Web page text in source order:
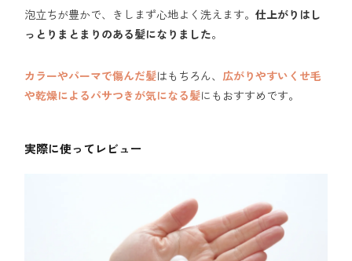
泡立ちが豊かで、きしまず心地よく洗えます。仕上がりはし
っとりまとまりのある髪になりました。
カラーやパーマで傷んだ髪はもちろん、広がりやすいくせ毛
や乾燥によるパサつきが気になる髪にもおすすめです。
実際に使ってレビュー